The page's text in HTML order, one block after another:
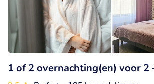
1 of 2 overnachting(en) voor 2